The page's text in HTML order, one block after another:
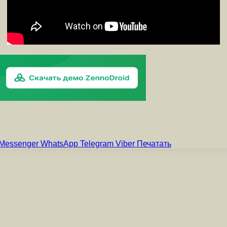
WhatsApp Telegram Viber Печатать